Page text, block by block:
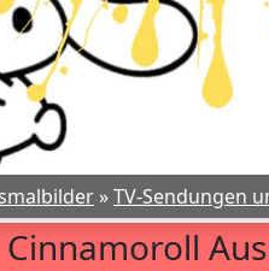
»TV-Sendungen
Cinnamoroll